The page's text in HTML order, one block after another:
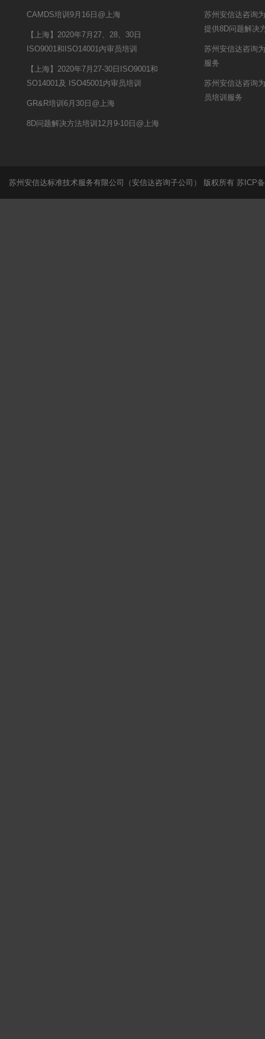
CAMDS培训9月16日@上海
【上海】2020年7月27、28、30日
ISO9001和ISO14001内审员培训
【上海】2020年7月27-30日ISO9001和
SO14001及 ISO45001内审员培训
GR&R培训6月30日@上海
8D问题解决方法培训12月9-10日@上海
苏州安信达咨询
提供8D问题解决
苏州安信达咨询
服务
苏州安信达咨询
员培训服务
苏州安信达标准技术服务有限公司（安信达咨询子公司） 版权所有 苏ICP